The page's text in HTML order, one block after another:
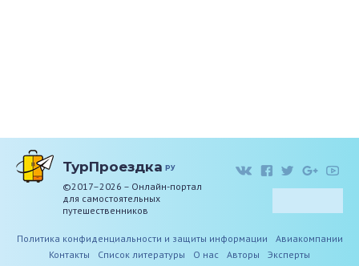
ТурПроездка ру
©2017–2026 – Онлайн-портал
для самостоятельных
путешественников
Политика конфиденциальности и защиты информации
Авиакомпании
Контакты
Список литературы О нас Авторы Эксперты